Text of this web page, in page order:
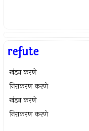
refute
खंडन करणे
निराकरण करणे
खंडन करणे
निराकरण करणे